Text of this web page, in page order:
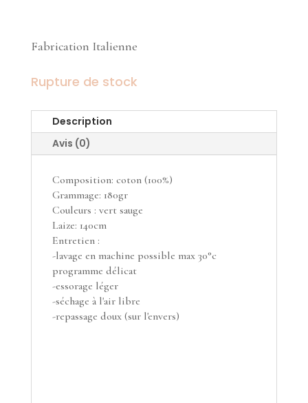
Fabrication Italienne
Rupture de stock
Description
Avis (0)
Composition: coton (100%)
Grammage: 180gr
Couleurs : vert sauge
Laize: 140cm
Entretien :
-lavage en machine possible max 30°c
programme délicat
-essorage léger
-séchage à l'air libre
-repassage doux (sur l'envers)